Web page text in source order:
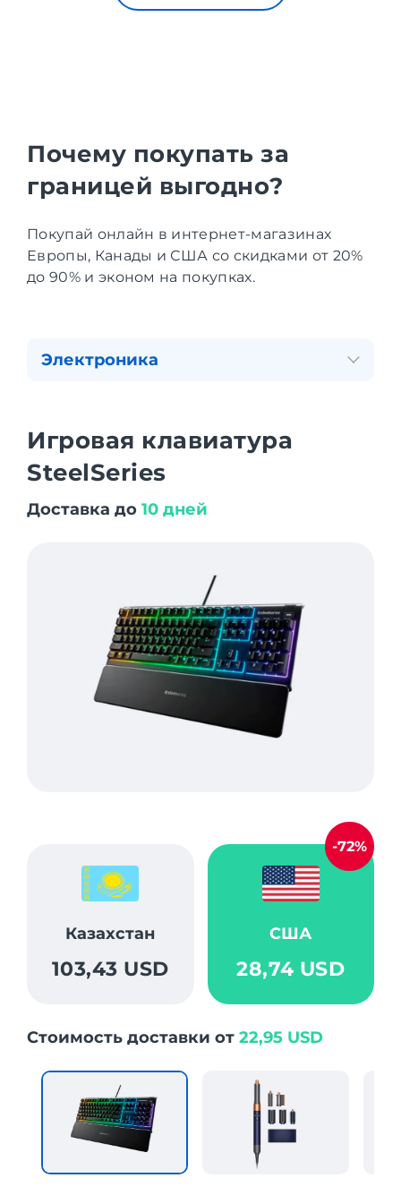
Почему покупать за
границей выгодно?
Покупай онлайн в интернет-магазинах
Европы, Канады и США со скидками от 20%
до 90% и эконом на покупках.
Электроника
Игровая клавиатура
SteelSeries
Доставка до 10 дней
Казахстан
103,43 USD
США
28,74 USD
-72%
Стоимость доставки от 22,95 USD